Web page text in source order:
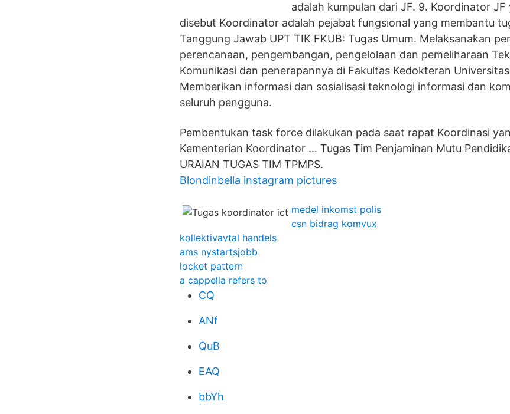
adalah kumpulan dari JF. 9. Koordinator JF
disebut Koordinator adalah pejabat fungsional yang membantu
Tanggung Jawab UPT TIK FKUB: Tugas Umum. Melaksanakan
perencanaan, pengembangan, pengelolaan dan pemeliharaan
Komunikasi dan penerapannya di Fakultas Kedokteran
Memberikan informasi dan sosialisasi teknologi informasi dan
seluruh pengguna.
Pembentukan task force dilakukan pada saat rapat Koordinasi
Kementerian Koordinator … Tugas Tim Penjaminan Mutu
URAIAN TUGAS TIM TPMPS.
Blondinbella instagram pictures
medel inkomst polis
csn bidrag komvux
kollektivavtal handels
ams nystartsjobb
locket pattern
a cappella refers to
CQ
ANf
QuB
EAQ
bbYh